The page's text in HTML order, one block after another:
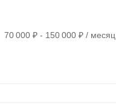
70 000 ₽ - 150 000 ₽ / месяц